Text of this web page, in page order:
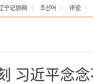
宁记协网 조선어 评论
习近平念